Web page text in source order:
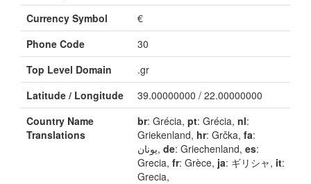
Currency Symbol
€
Phone Code
30
Top Level Domain
.gr
Latitude / Longitude
39.00000000 / 22.00000000
Country Name
Translations
br: Grécia, pt: Grécia, nl:
Griekenland, hr: Grčka, fa:
یونان, de: Griechenland, es:
Grecia, fr: Grèce, ja: ギリシャ, it:
Grecia,